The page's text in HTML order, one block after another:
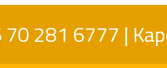
70 281 6777 |